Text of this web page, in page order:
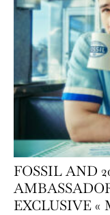
FOSSIL AND
EXCLUSIVE «